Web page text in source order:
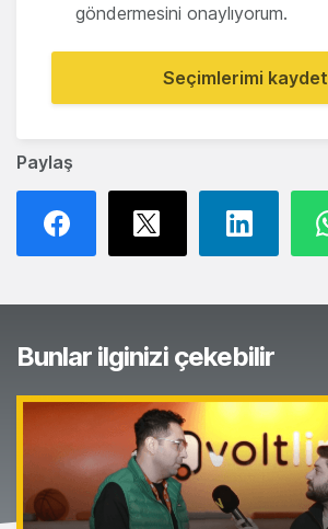
Paylaş
göndermesini onaylıyorum.
Seçimlerimi kaydet
Bunlar ilginizi çekebilir